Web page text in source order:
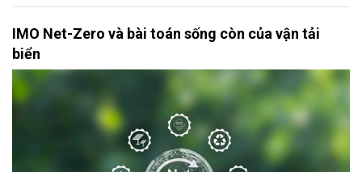
IMO Net-Zero và bài toán sống còn của vận tải
biển